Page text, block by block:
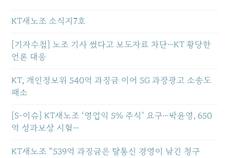
KT새노조 소식지7호
[기자수첩] 노조 기사 썼다고 보도자료 차단…KT 황당한
언론 대응
KT, 개인정보위 540억 과징금 이어 5G 과장광고 소송도
패소
[S-이슈] KT새노조 ‘영업익 5% 주식’ 요구…박윤영, 650
억 성과보상 시험…
KT새노조 “539억 과징금은 탈통신 경영이 남긴 청구